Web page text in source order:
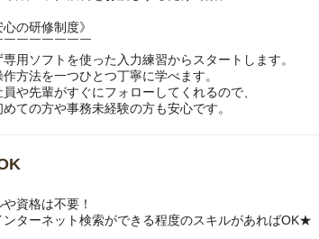
の研修制度》
￣￣￣￣￣￣
用ソフトを使った入力練習からスタートします。
方法を一つひとつ丁寧に学べます。
や先輩がすぐにフォローしてくれるので、
ての方や事務未経験の方も安心です。
資格は不要！
ターネット検索ができる程度のスキルがあればOK★